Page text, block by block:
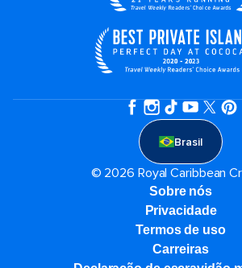
Brasil
© 2026 Royal Caribbean
Sobre nós
Privacidade
Termos de uso
Carreiras